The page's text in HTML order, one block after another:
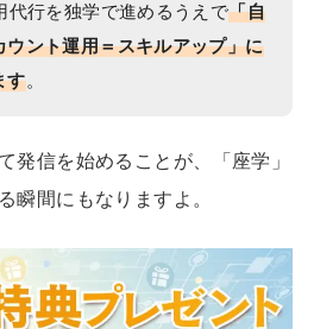
代行を独学で進めるうえで「自
ウント運用＝スキルアップ」に
す。
発信を始めることが、「座学」
瞬間にもなりますよ。